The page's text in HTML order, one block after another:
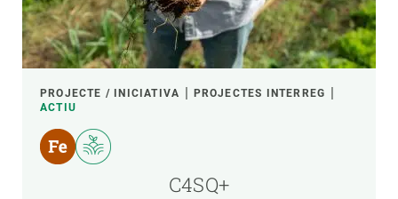
PROJECTE / INICIATIVA
PROJECTES INTERREG
ACTIU
C4SQ+